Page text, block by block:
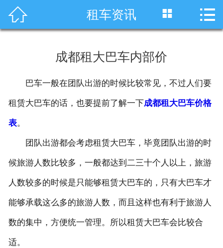
 首页
川藏线租车
租车资讯
租车价格
关于我们
 租车资讯  
成都租大巴车内部价
巴车一般在团队出游的时候比较常见，不过人们要
租赁大巴车的话，也要提前了解一下成都租大巴车价格
表。
团队出游都会考虑租赁大巴车，毕竟团队出游的时
候旅游人数比较多，一般都达到二三十个人以上，旅游
人数较多的时候是只能够租赁大巴车的，只有大巴车才
能够承载这么多的旅游人数，而且这样也有利于旅游人
数的集中，方便统一管理。所以租赁大巴车会比较合
适。